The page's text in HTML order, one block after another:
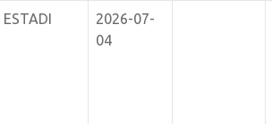
ESTADI
2026-07-
04